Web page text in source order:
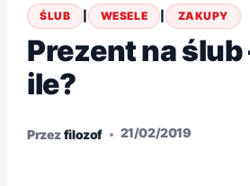
ŚLUB WESELE ZAKUPY
Prezent na ślub
ile?
Przezfilozof 21/02/2019